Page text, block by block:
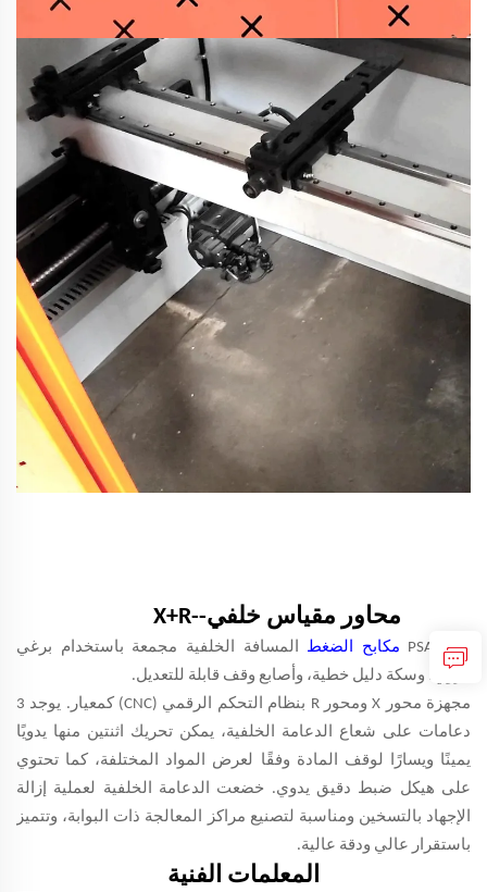
PSA CNC مكابح الضغط المسافة الخلفية مجمعة باستخدام برغي
كروي، وسكة دليل خطية، وأصابع وقف قابلة للتعديل.
مجهزة محور X ومحور R بنظام التحكم الرقمي (CNC) كمعيار. يوجد 3
دعامات على شعاع الدعامة الخلفية، يمكن تحريك اثنتين منها يدويًا
يمينًا ويسارًا لوقف المادة وفقًا لعرض المواد المختلفة، كما تحتوي
على هيكل ضبط دقيق يدوي. خضعت الدعامة الخلفية لعملية إزالة
الإجهاد بالتسخين ومناسبة لتصنيع مراكز المعالجة ذات البوابة، وتتميز
باستقرار عالي ودقة عالية.
المعلمات الفنية